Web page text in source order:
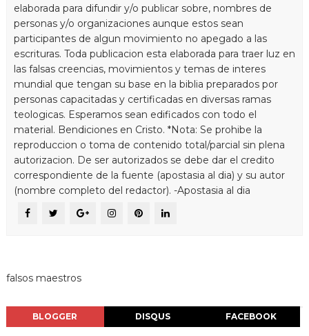
elaborada para difundir y/o publicar sobre, nombres de
personas y/o organizaciones aunque estos sean
participantes de algun movimiento no apegado a las
escrituras. Toda publicacion esta elaborada para traer luz en
las falsas creencias, movimientos y temas de interes
mundial que tengan su base en la biblia preparados por
personas capacitadas y certificadas en diversas ramas
teologicas. Esperamos sean edificados con todo el
material. Bendiciones en Cristo. *Nota: Se prohibe la
reproduccion o toma de contenido total/parcial sin plena
autorizacion. De ser autorizados se debe dar el credito
correspondiente de la fuente (apostasia al dia) y su autor
(nombre completo del redactor). -Apostasia al dia
falsos maestros
BLOGGER DISQUS FACEBOOK